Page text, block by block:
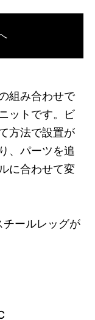
shelving-
30690000
組み合わせで
ットです。ビ
方法で設置が
、パーツを追
に合わせて変
ールレッグが